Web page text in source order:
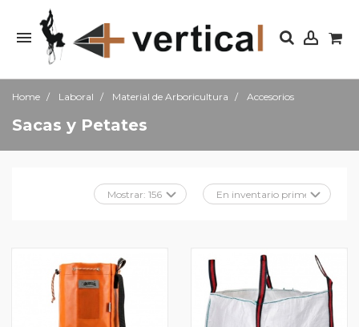
Home Laboral Material de Arboricultura Accesorios
Sacas y Petates